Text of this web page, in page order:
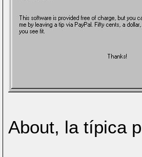
About, la típica